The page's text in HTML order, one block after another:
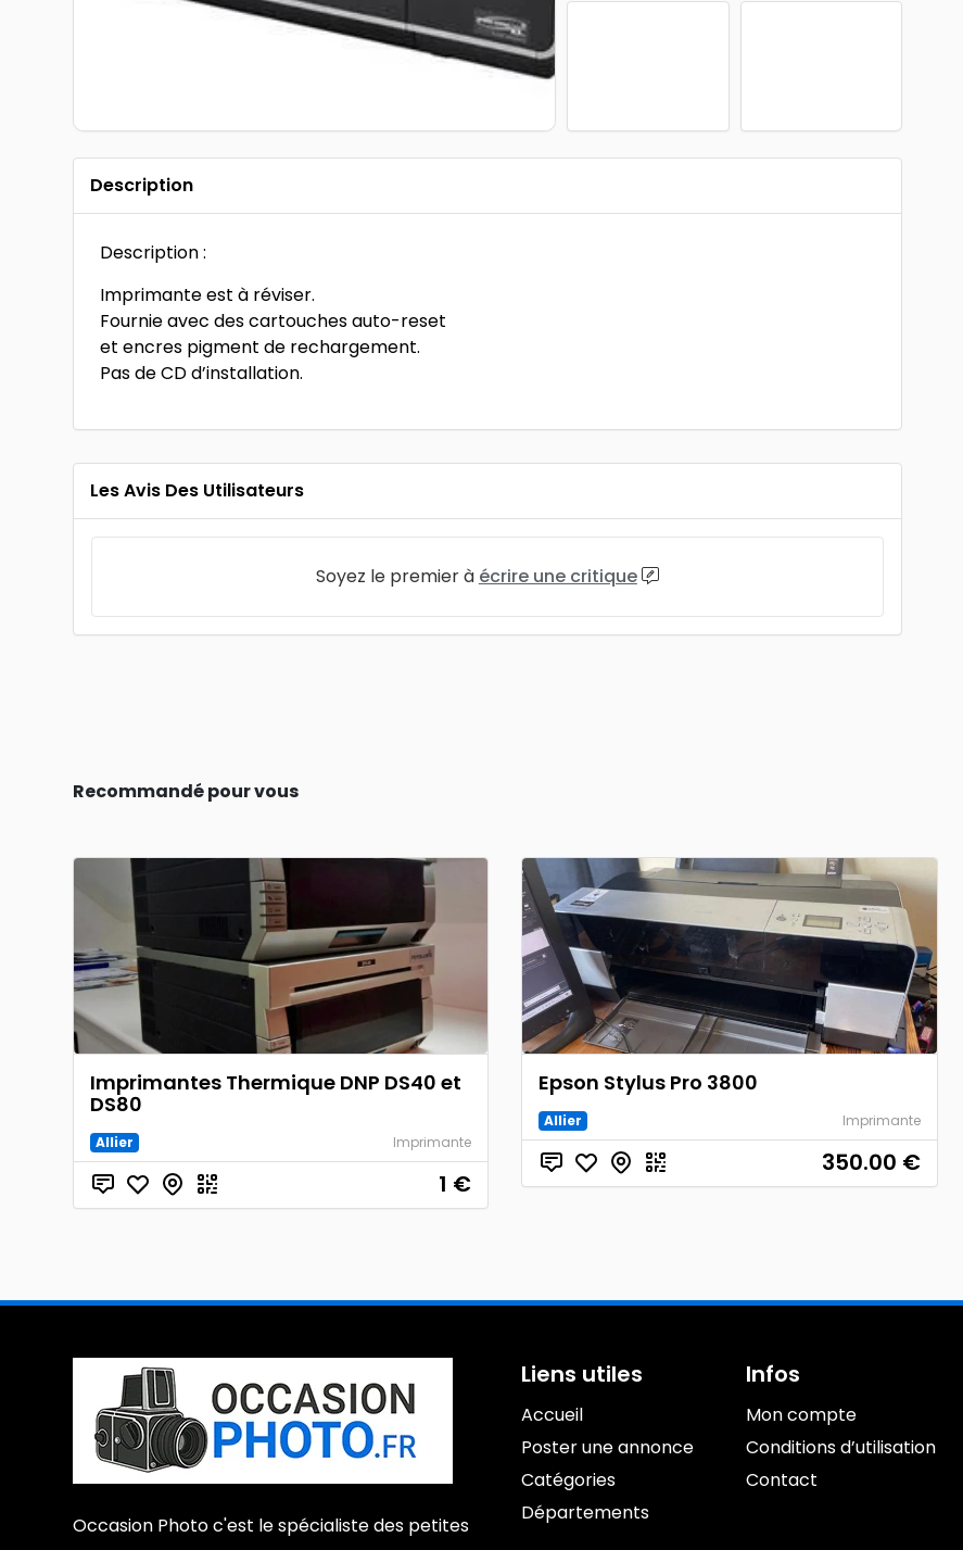
Description
Description :
Imprimante est à réviser.
Fournie avec des cartouches auto-reset
et encres pigment de rechargement.
Pas de CD d’installation.
Les Avis Des Utilisateurs
Soyez le premier à écrire une critique
Recommandé pour vous
Imprimantes Thermique DNP DS40 et
DS80
Allier Imprimante
1 €
Epson Stylus Pro 3800
Allier Imprimante
350.00 €
Occasion Photo c'est le spécialiste des petites
Liens utiles
Accueil
Poster une annonce
Catégories
Départements
Infos
Mon compte
Conditions d’utilisation
Contact